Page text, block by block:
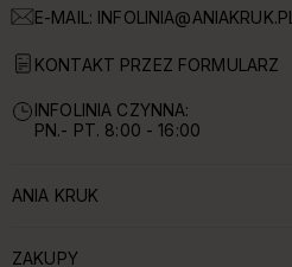
E-MAIL: INFOLINIA@ANIAKRUK.PL
KONTAKT PRZEZ FORMULARZ
INFOLINIA CZYNNA:
PN.- PT. 8:00 - 16:00
ROZWIŃ SEKCJĘ:
ANIA KRUK
ZAKUPY